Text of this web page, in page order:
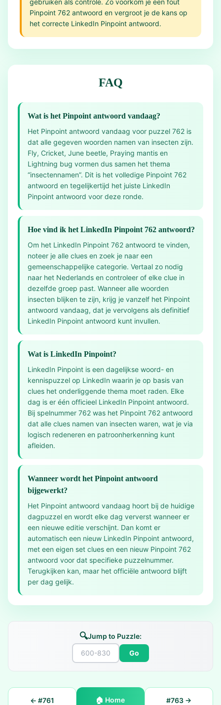
gebruiken als controle. Zo voorkom je een fout
Pinpoint 762 antwoord en vergroot je de kans op
het correcte LinkedIn Pinpoint antwoord.
FAQ
Wat is het Pinpoint antwoord vandaag?
Het Pinpoint antwoord vandaag voor puzzel 762 is
dat alle gegeven woorden namen van insecten zijn.
Fly, Cricket, June beetle, Praying mantis en
Lightning bug vormen dus samen het thema
“insectennamen”. Dit is het volledige Pinpoint 762
antwoord en tegelijkertijd het juiste LinkedIn
Pinpoint antwoord voor deze ronde.
Hoe vind ik het LinkedIn Pinpoint 762 antwoord?
Om het LinkedIn Pinpoint 762 antwoord te vinden,
noteer je alle clues en zoek je naar een
gemeenschappelijke categorie. Vertaal zo nodig
naar het Nederlands en controleer of elke clue in
dezelfde groep past. Wanneer alle woorden
insecten blijken te zijn, krijg je vanzelf het Pinpoint
antwoord vandaag, dat je vervolgens als definitief
LinkedIn Pinpoint antwoord kunt invullen.
Wat is LinkedIn Pinpoint?
LinkedIn Pinpoint is een dagelijkse woord- en
kennispuzzel op LinkedIn waarin je op basis van
clues het onderliggende thema moet raden. Elke
dag is er één officieel LinkedIn Pinpoint antwoord.
Bij spelnummer 762 was het Pinpoint 762 antwoord
dat alle clues namen van insecten waren, wat je via
logisch redeneren en patroonherkenning kunt
afleiden.
Wanneer wordt het Pinpoint antwoord
bijgewerkt?
Het Pinpoint antwoord vandaag hoort bij de huidige
dagpuzzel en wordt elke dag ververst wanneer er
een nieuwe editie verschijnt. Dan komt er
automatisch een nieuw LinkedIn Pinpoint antwoord,
met een eigen set clues en een nieuw Pinpoint 762
antwoord voor dat specifieke puzzelnummer.
Terugkijken kan, maar het officiële antwoord blijft
per dag gelijk.
🔍Jump to Puzzle:
Go
← #761 🏠 Home #763→